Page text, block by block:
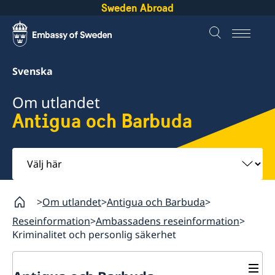
Sweden Abroad
Svenska
Om utlandet
Antigua och Barbuda
Välj
här
Om utlandet Antigua och Barbuda
Reseinformation Ambassadens reseinformation
Kriminalitet och personlig säkerhet